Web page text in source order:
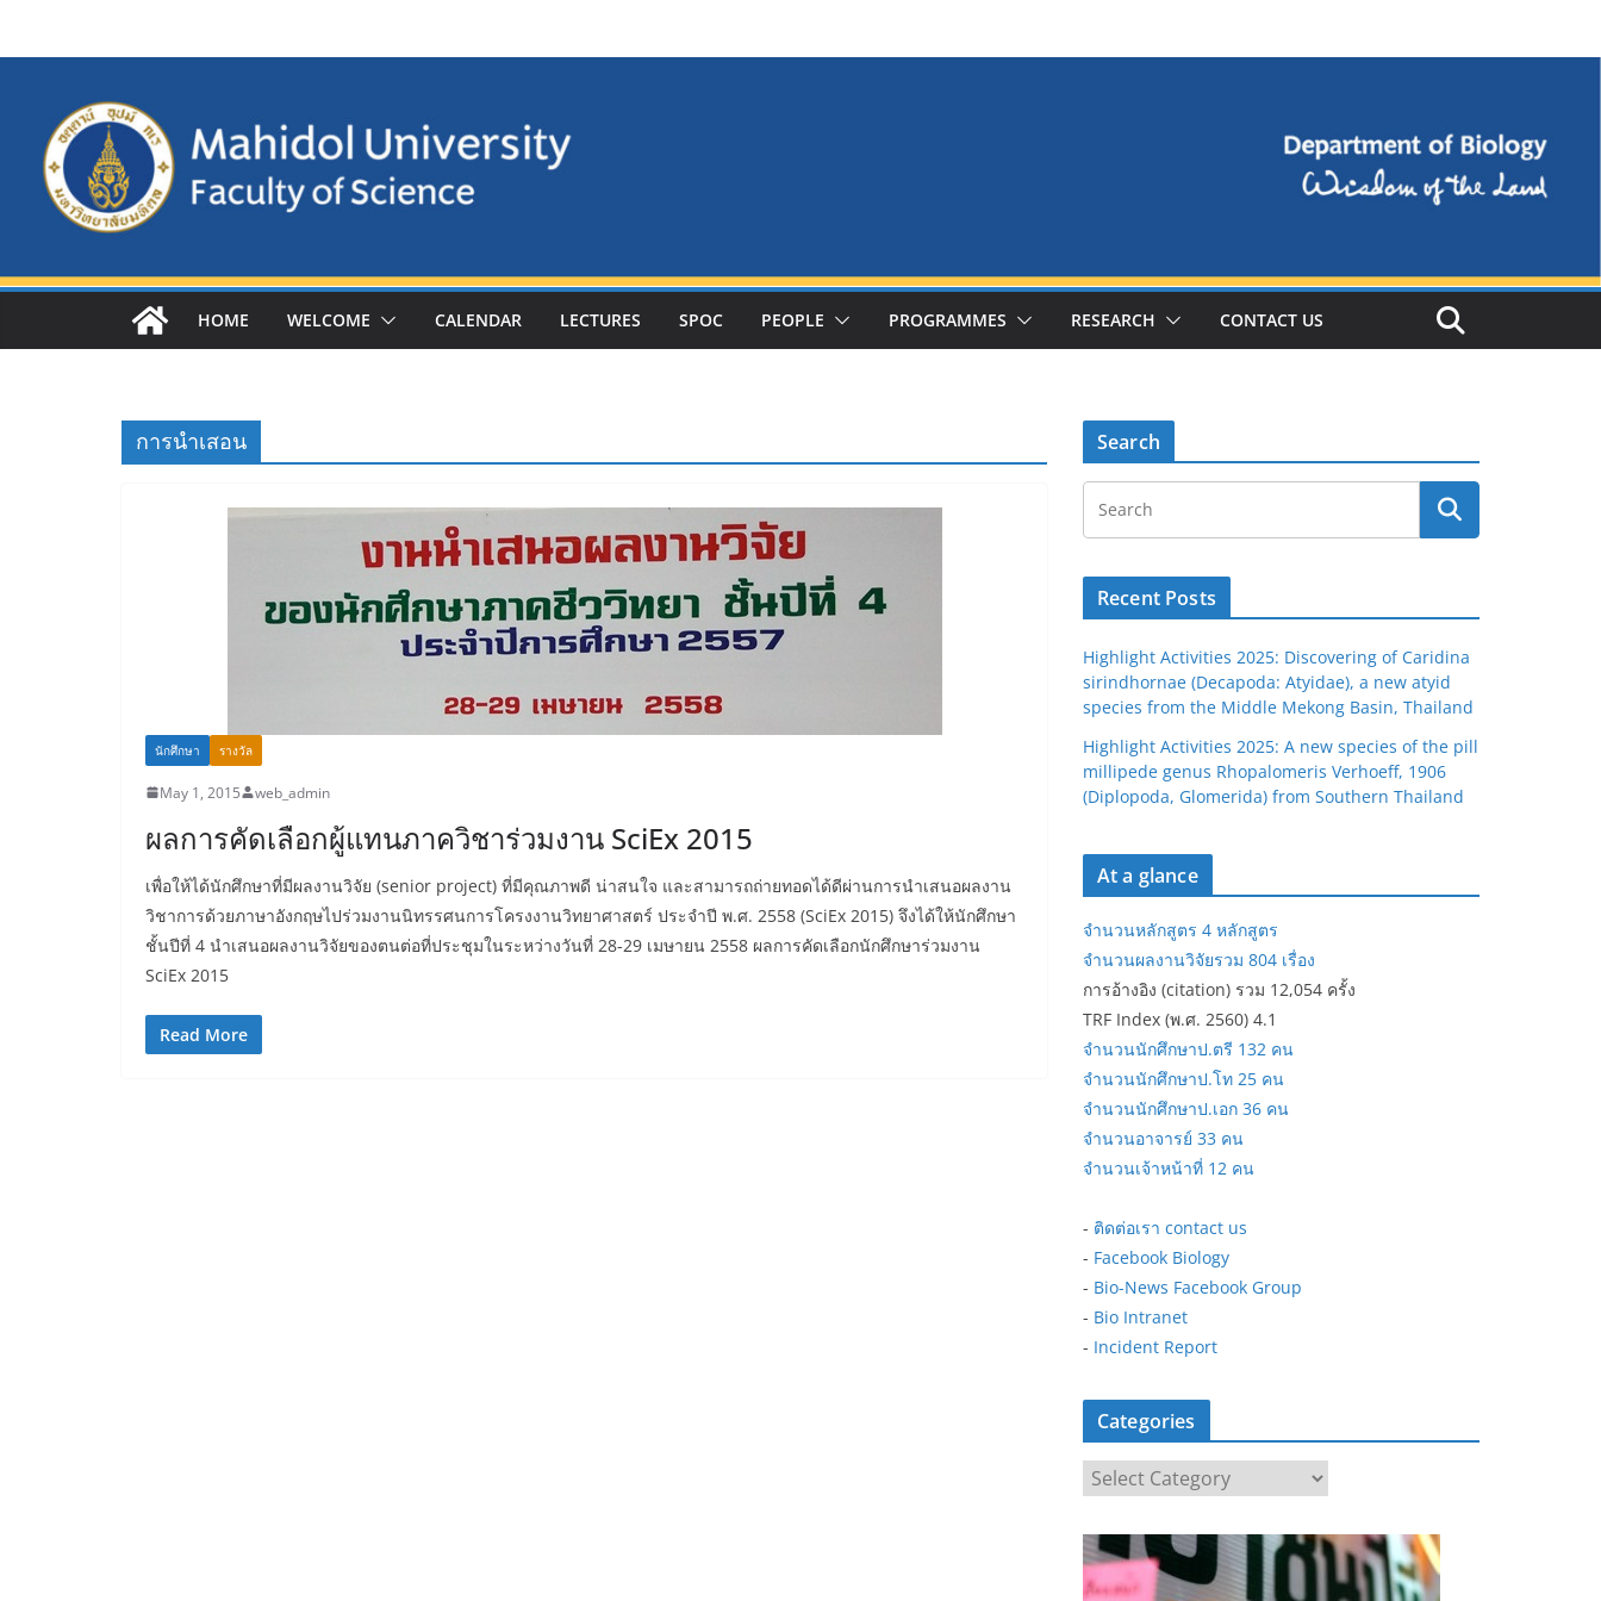
HOME WELCOME CALENDAR LECTURES SPOC PEOPLE PROGRAMMES RESEARCH CONTACT US
การนำเสอน
นักศึกษา รางวัล
May 1, 2015 web_admin
ผลการคัดเลือกผู้แทนภาควิชาร่วมงาน SciEx 2015
เพื่อให้ได้นักศึกษาที่มีผลงานวิจัย (senior project) ที่มีคุณภาพดี น่าสนใจ และสามารถถ่ายทอดได้ดีผ่านการนำเสนอผลงาน
วิชาการด้วยภาษาอังกฤษไปร่วมงานนิทรรศนการโครงงานวิทยาศาสตร์ ประจำปี พ.ศ. 2558 (SciEx 2015) จึงได้ให้นักศึกษา
ชั้นปีที่ 4 นำเสนอผลงานวิจัยของตนต่อที่ประชุมในระหว่างวันที่ 28-29 เมษายน 2558 ผลการคัดเลือกนักศึกษาร่วมงาน
SciEx 2015
Read More
Search
Recent Posts
Highlight Activities 2025: Discovering of Caridina
sirindhornae (Decapoda: Atyidae), a new atyid
species from the Middle Mekong Basin, Thailand
Highlight Activities 2025: A new species of the pill
millipede genus Rhopalomeris Verhoeff, 1906
(Diplopoda, Glomerida) from Southern Thailand
At a glance
จำนวนหลักสูตร 4 หลักสูตร
จำนวนผลงานวิจัยรวม 804 เรื่อง
การอ้างอิง (citation) รวม 12,054 ครั้ง
TRF Index (พ.ศ. 2560) 4.1
จำนวนนักศึกษาป.ตรี 132 คน
จำนวนนักศึกษาป.โท 25 คน
จำนวนนักศึกษาป.เอก 36 คน
จำนวนอาจารย์ 33 คน
จำนวนเจ้าหน้าที่ 12 คน
- ติดต่อเรา contact us
- Facebook Biology
- Bio-News Facebook Group
- Bio Intranet
- Incident Report
Categories
a
t
e
g